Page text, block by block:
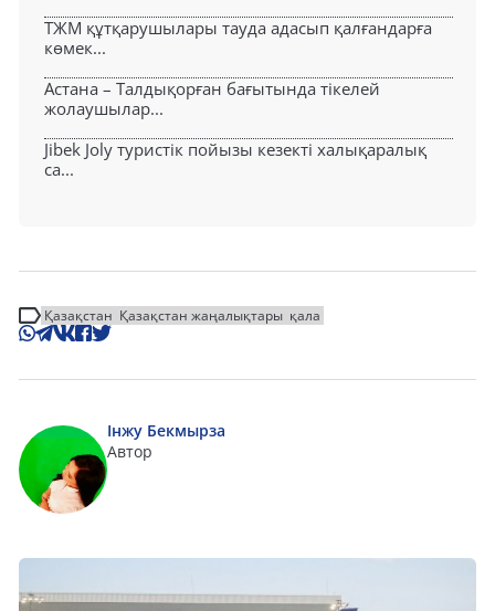
ТЖМ құтқарушылары тауда адасып қалғандарға
көмек...
Астана – Талдықорған бағытында тікелей
жолаушылар...
Jibek Joly туристік пойызы кезекті халықаралық
са...
Қазақстан Қазақстан жаңалықтары қала
Інжу Бекмырза
Автор